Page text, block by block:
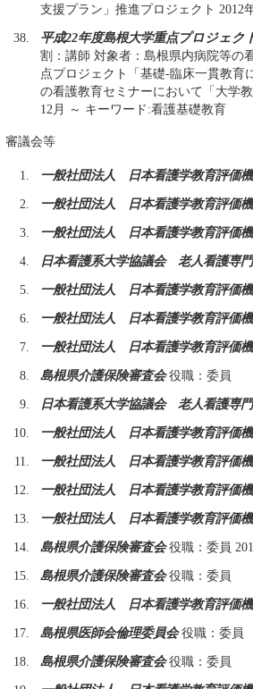
支援プラン」推進プロジェクト 2012
38.
平成22年度島根大学重点プロジェ
割：講師 対象者：島根県内病院等の
点プロジェクト「基礎-臨床一貫教育
の看護教育セミナーにおいて「大学
12月 ～ キーワード:看護基礎教育
審議会等
1. 一般社団法人 日本看護学教育評価
2.
一般社団法人 日本看護学教育評価
3.
一般社団法人 日本看護学教育評価
4.
日本看護系大学協議会 老人看護専
5.
一般社団法人 日本看護学教育評価
6.
一般社団法人 日本看護学教育評価
7.
一般社団法人 日本看護学教育評価
8.
島根県介護保険審査会役職：委員
9.
日本看護系大学協議会 老人看護専
10.
一般社団法人 日本看護学教育評価
11.
一般社団法人 日本看護学教育評価
12.
一般社団法人 日本看護学教育評価
13.
一般社団法人 日本看護学教育評価
14.
島根県介護保険審査会役職：委員
15.
島根県介護保険審査会役職：委員
16.
一般社団法人 日本看護学教育評価
17.
島根県医師会倫理委員会役職：委員
18.
島根県介護保険審査会役職：委員